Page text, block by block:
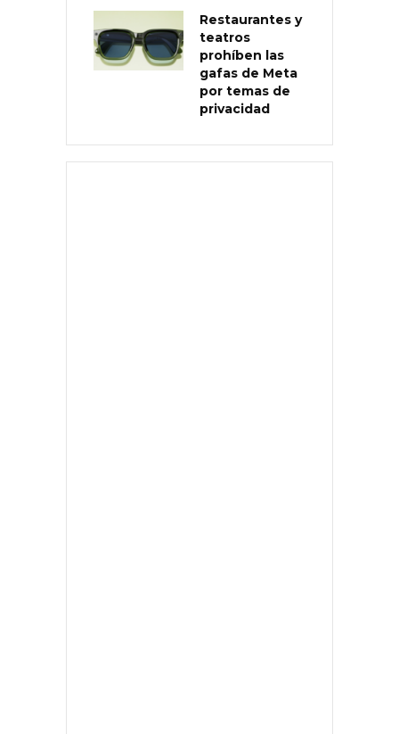
Restaurantes y
teatros
prohíben las
gafas de Meta
por temas de
privacidad